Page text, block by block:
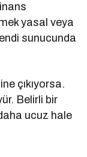
yasal veya
sunucunda
çıkıyorsa.
Belirli bir
ucuz hale